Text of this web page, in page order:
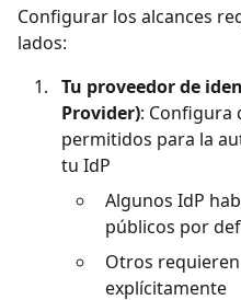
Configurar los alcances
lados:
Tu proveedor de
Provider): Configura
permitidos para la
tu IdP
Algunos IdP
públicos por
Otros
explícitamente